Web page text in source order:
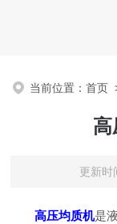
当前位置：首页
高
更新
高压均质机是